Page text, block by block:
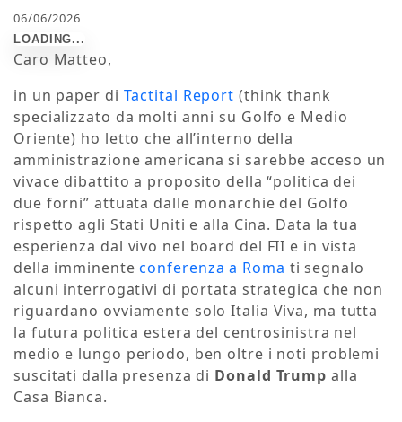
06/06/2026
Caro Matteo,
in un paper di Tactital Report (think thank
specializzato da molti anni su Golfo e Medio
Oriente) ho letto che all’interno della
amministrazione americana si sarebbe acceso un
vivace dibattito a proposito della “politica dei
due forni” attuata dalle monarchie del Golfo
rispetto agli Stati Uniti e alla Cina. Data la tua
esperienza dal vivo nel board del FII e in vista
della imminenteconferenza a Roma ti segnalo
alcuni interrogativi di portata strategica che non
riguardano ovviamente solo Italia Viva, ma tutta
la futura politica estera del centrosinistra nel
medio e lungo periodo, ben oltre i noti problemi
suscitati dalla presenza di Donald Trump alla
Casa Bianca.